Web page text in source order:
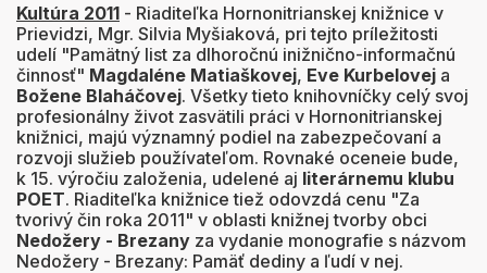
Kultúra 2011 - Riaditeľka Hornonitrianskej knižnice v
Prievidzi, Mgr. Silvia Myšiaková, pri tejto príležitosti
udelí "Pamätný list za dlhoročnú inižnično-informačnú
činnosť" Magdaléne Matiaškovej, Eve Kurbelovej a
Božene Blaháčovej. Všetky tieto knihovníčky celý svoj
profesionálny život zasvätili práci v Hornonitrianskej
knižnici, majú významný podiel na zabezpečovaní a
rozvoji služieb používateľom. Rovnaké oceneie bude,
k 15. výročiu založenia, udelené aj literárnemu klubu
POET. Riaditeľka knižnice tiež odovzdá cenu "Za
tvorivý čin roka 2011" v oblasti knižnej tvorby obci
Nedožery - Brezany za vydanie monografie s názvom
Nedožery - Brezany: Pamäť dediny a ľudí v nej.